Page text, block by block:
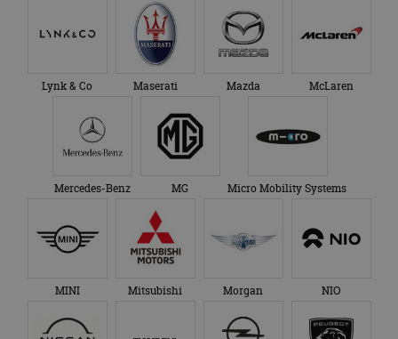
Lynk & Co Maserati Mazda McLaren
Mercedes-Benz MG Micro Mobility Systems
MINI Mitsubishi Morgan NIO